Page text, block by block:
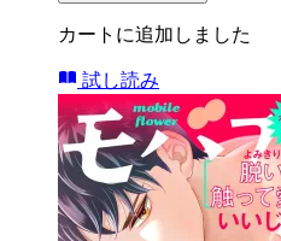
カートに追加しました
試し読み